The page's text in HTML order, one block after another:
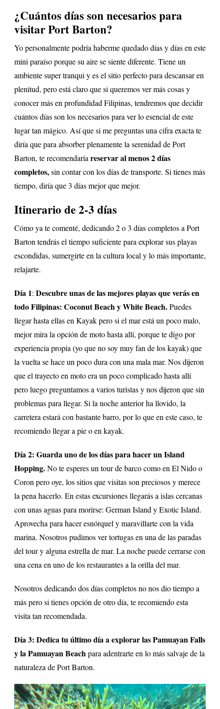
¿Cuántos días son necesarios para
visitar Port Barton?
Yo personalmente podría haberme quedado días y días en este
mini paraíso porque su aire se siente diferente. Tiene un
ambiente super tranqui y es el sitio perfecto para descansar en
plenitud, pero está claro que si queremos ver más cosas y
conocer más en profundidad Filipinas, tendremos que decidir
cuántos días son los necesarios para ver lo esencial de este
lugar tan mágico. Así que si me preguntas una cifra exacta te
diría que para absorber plenamente la serenidad de Port
Barton, te recomendaría reservar al menos 2 días
completos,sin contar con los días de transporte. Si tienes más
tiempo, diría que 3 días mejor que mejor.
Itinerario de 2-3 días
Cómo ya te comenté, dedicando 2 o 3 días completos a Port
Barton tendrás el tiempo suficiente para explorar sus playas
escondidas, sumergirte en la cultura local y lo más importante,
relajarte.
Día 1: Descubre unas de las mejores playas que verás en
todo Filipinas: Coconut Beach y White Beach.Puedes
llegar hasta ellas en Kayak pero si el mar está un poco malo,
mejor mira la opción de moto hasta allí, porque te digo por
experiencia propia (yo que no soy muy fan de los kayak) que
la vuelta se hace un poco dura con una mala mar. Nos dijeron
que el trayecto en moto era un poco complicado hasta allí
pero luego preguntamos a varios turistas y nos dijeron que sin
problemas para llegar. Si la noche anterior ha llovido, la
carretera estará con bastante barro, por lo que en este caso, te
recomiendo llegar a pie o en kayak.
Día 2: Guarda uno de los días para hacer un Island
Hopping.No te esperes un tour de barco como en El Nido o
Coron pero oye, los sitios que visitas son preciosos y merece
la pena hacerlo. En estas excursiones llegarás a islas cercanas
con unas aguas para morirse: German Island y Exotic Island.
Aprovecha para hacer esnórquel y maravillarte con la vida
marina. Nosotros pudimos ver tortugas en una de las paradas
del tour y alguna estrella de mar. La noche puede cerrarse con
una cena en uno de los restaurantes a la orilla del mar.
Nosotros dedicando dos días completos no nos dio tiempo a
más pero si tienes opción de otro día, te recomiendo esta
visita tan recomendada.
Día 3: Dedica tu último día a explorar las Pamuayan Falls
y la Pamuayan Beachpara adentrarte en lo más salvaje de la
naturaleza de Port Barton.